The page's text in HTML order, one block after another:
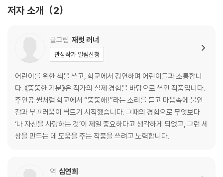
기 시작한다. 주변을 둘러보니 온통 마른 사람들밖에 없는 것처럼 느껴진
그저 ‘나’로 돌아올 수 있을까?
저자 소개 2
글그림 재럿 러너
관심작가 알림신청
어린이를 위한 책을 쓰고, 학교에서 강연하며 어린이들과 소통합니
다. 《뚱뚱한 기분》은 작가의 실제 경험을 바탕으로 쓰인 작품입니다.
주인공 윌처럼 학교에서 “뚱뚱해!”라는 소리를 듣고 마음속에 불안
감과 부끄러움이 싹트기 시작했습니다. 그때의 경험으로 무엇보다
‘나 자신을 사랑하는 것’이 제일 중요하다고 생각하게 되었고, 그런 세
상을 만드는 데 도움을 주는 작품을 쓰려고 노력합니다.
역 심연희